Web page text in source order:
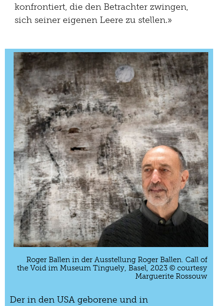
konfrontiert, die den Betrachter zwingen,
sich seiner eigenen Leere zu stellen.»
Roger Ballen in der Ausstellung Roger Ballen. Call of
the Void im Museum Tinguely, Basel, 2023 © courtesy
Marguerite Rossouw
Der in den USA geborene und in